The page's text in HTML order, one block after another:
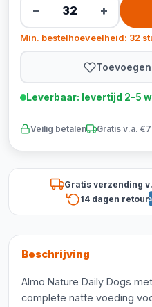
− +
Min. bestelhoeveelheid: 32
Leverbaar: levertijd 2-5
Veilig betalen Gratis v.a.
Gratis verzending
14 dagen retour
Beschrijving
Almo Nature Daily Dogs
complete natte voeding